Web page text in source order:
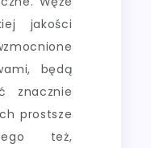
jakości
będą
znacznie
prostsze
też,